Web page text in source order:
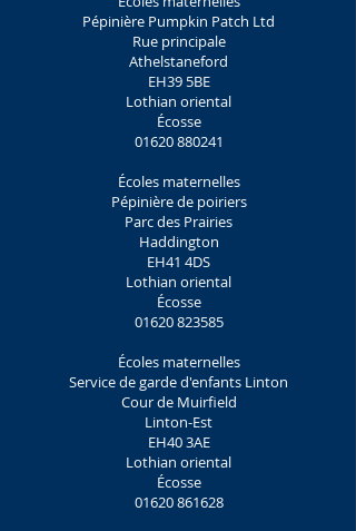
Pépinière Pumpkin Patch Ltd
Rue principale
Athelstaneford
EH39 5BE
Lothian oriental
Écosse
01620 880241
Écoles maternelles
Pépinière de poiriers
Parc des Prairies
Haddington
EH41 4DS
Lothian oriental
Écosse
01620 823585
Écoles maternelles
Service de garde d'enfants Linton
Cour de Muirfield
Linton-Est
EH40 3AE
Lothian oriental
Écosse
01620 861628